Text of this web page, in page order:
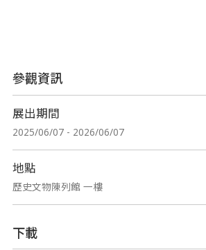
參觀資訊
展出期間
2025/06/07 - 2026/06/07
地點
歷史文物陳列館 一樓
下載